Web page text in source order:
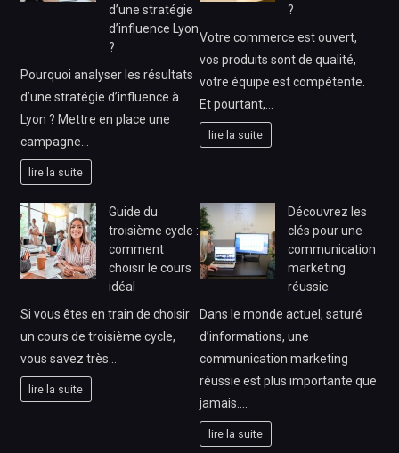
d’une stratégie
d’influence Lyon
?
Pourquoi analyser les résultats
d’une stratégie d’influence à
Lyon ? Mettre en place une
campagne…
lire la suite
?
Votre commerce est ouvert,
vos produits sont de qualité,
votre équipe est compétente.
Et pourtant,…
lire la suite
Guide du
troisième cycle :
comment
choisir le cours
idéal
Si vous êtes en train de choisir
un cours de troisième cycle,
vous savez très…
lire la suite
Découvrez les
clés pour une
communication
marketing
réussie
Dans le monde actuel, saturé
d’informations, une
communication marketing
réussie est plus importante que
jamais.…
lire la suite